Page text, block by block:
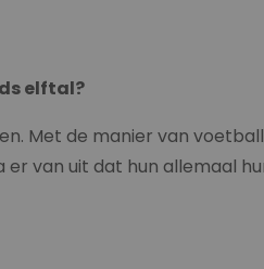
elftal?
Met de manier van
er van uit dat hun allemaal